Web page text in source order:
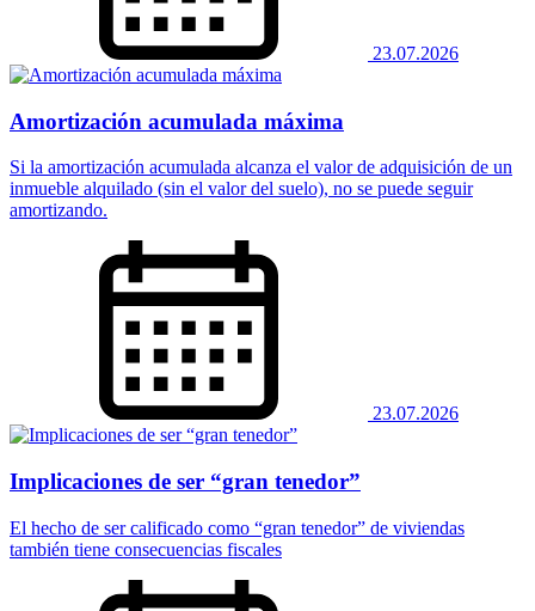
23.07.2026
Amortización acumulada máxima
Si la amortización acumulada alcanza el valor de adquisición de un
inmueble alquilado (sin el valor del suelo), no se puede seguir
amortizando.
23.07.2026
Implicaciones de ser “gran tenedor”
El hecho de ser calificado como “gran tenedor” de viviendas
también tiene consecuencias fiscales